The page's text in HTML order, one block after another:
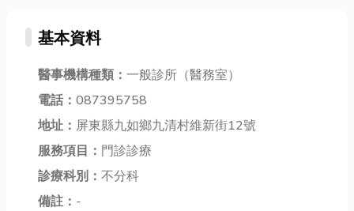
基本資料
醫事機構種類： 一般診所（醫務室）
電話： 087395758
地址： 屏東縣九如鄉九清村維新街12號
服務項目： 門診診療
診療科別： 不分科
備註： -